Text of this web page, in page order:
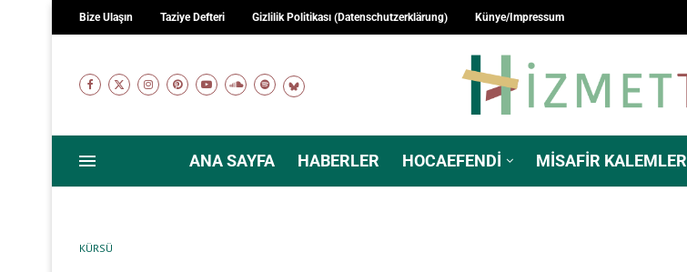
Bize Ulaşın Taziye Defteri Gizlilik Politikası (Datenschutzerklärung) Künye/Impressum
ANA SAYFA HABERLER HOCAEFENDI MISAFIR KALEMLER
KÜRSÜ